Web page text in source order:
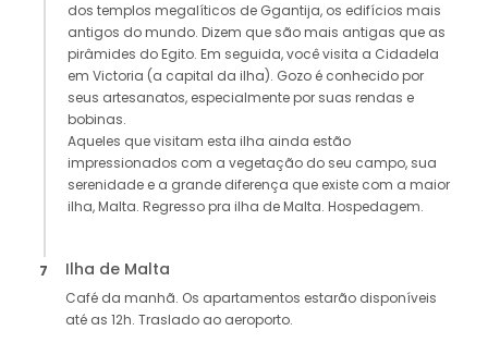
dos templos megalíticos de Ggantija, os edifícios mais
antigos do mundo. Dizem que são mais antigas que as
pirâmides do Egito. Em seguida, você visita a Cidadela
em Victoria (a capital da ilha). Gozo é conhecido por
seus artesanatos, especialmente por suas rendas e
bobinas.
Aqueles que visitam esta ilha ainda estão
impressionados com a vegetação do seu campo, sua
serenidade e a grande diferença que existe com a maior
ilha, Malta. Regresso pra ilha de Malta. Hospedagem.
7 Ilha de Malta
Café da manhã. Os apartamentos estarão disponíveis
até as 12h. Traslado ao aeroporto.